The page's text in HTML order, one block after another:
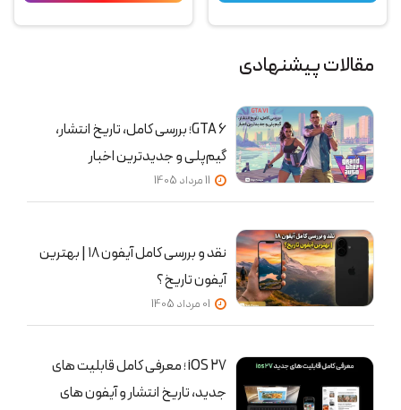
مقالات پیشنهادی
GTA 6؛ بررسی کامل، تاریخ انتشار،
گیم‌پلی و جدیدترین اخبار
نقد و بررسی کامل آیفون ۱۸ | بهترین
آیفون تاریخ؟
iOS 27 ؛ معرفی کامل قابلیت‌ های
جدید، تاریخ انتشار و آیفون‌ های